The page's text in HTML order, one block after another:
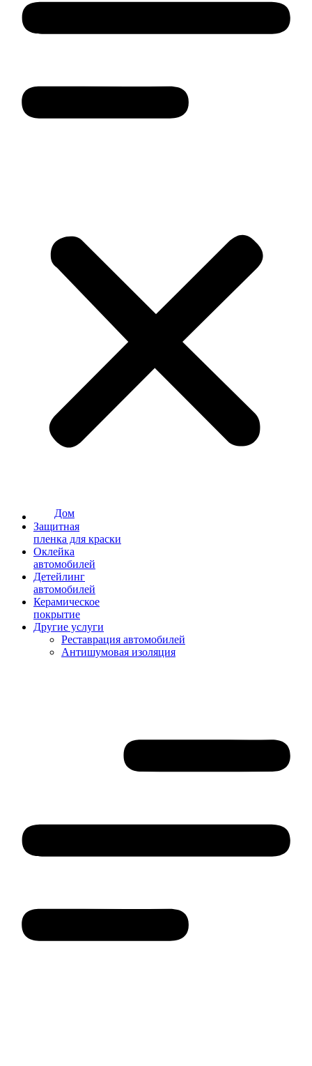
Дом
Защитная
пленка для краски
Оклейка
автомобилей
Детейлинг
автомобилей
Керамическое
покрытие
Другие услуги
Реставрация автомобилей
Антишумовая изоляция